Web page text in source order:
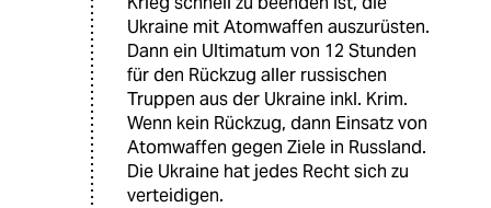
Ukraine mit Atomwaffen auszurüsten.
Dann ein Ultimatum von 12 Stunden
für den Rückzug aller russischen
Truppen aus der Ukraine inkl. Krim.
Wenn kein Rückzug, dann Einsatz von
Atomwaffen gegen Ziele in Russland.
Die Ukraine hat jedes Recht sich zu
verteidigen.